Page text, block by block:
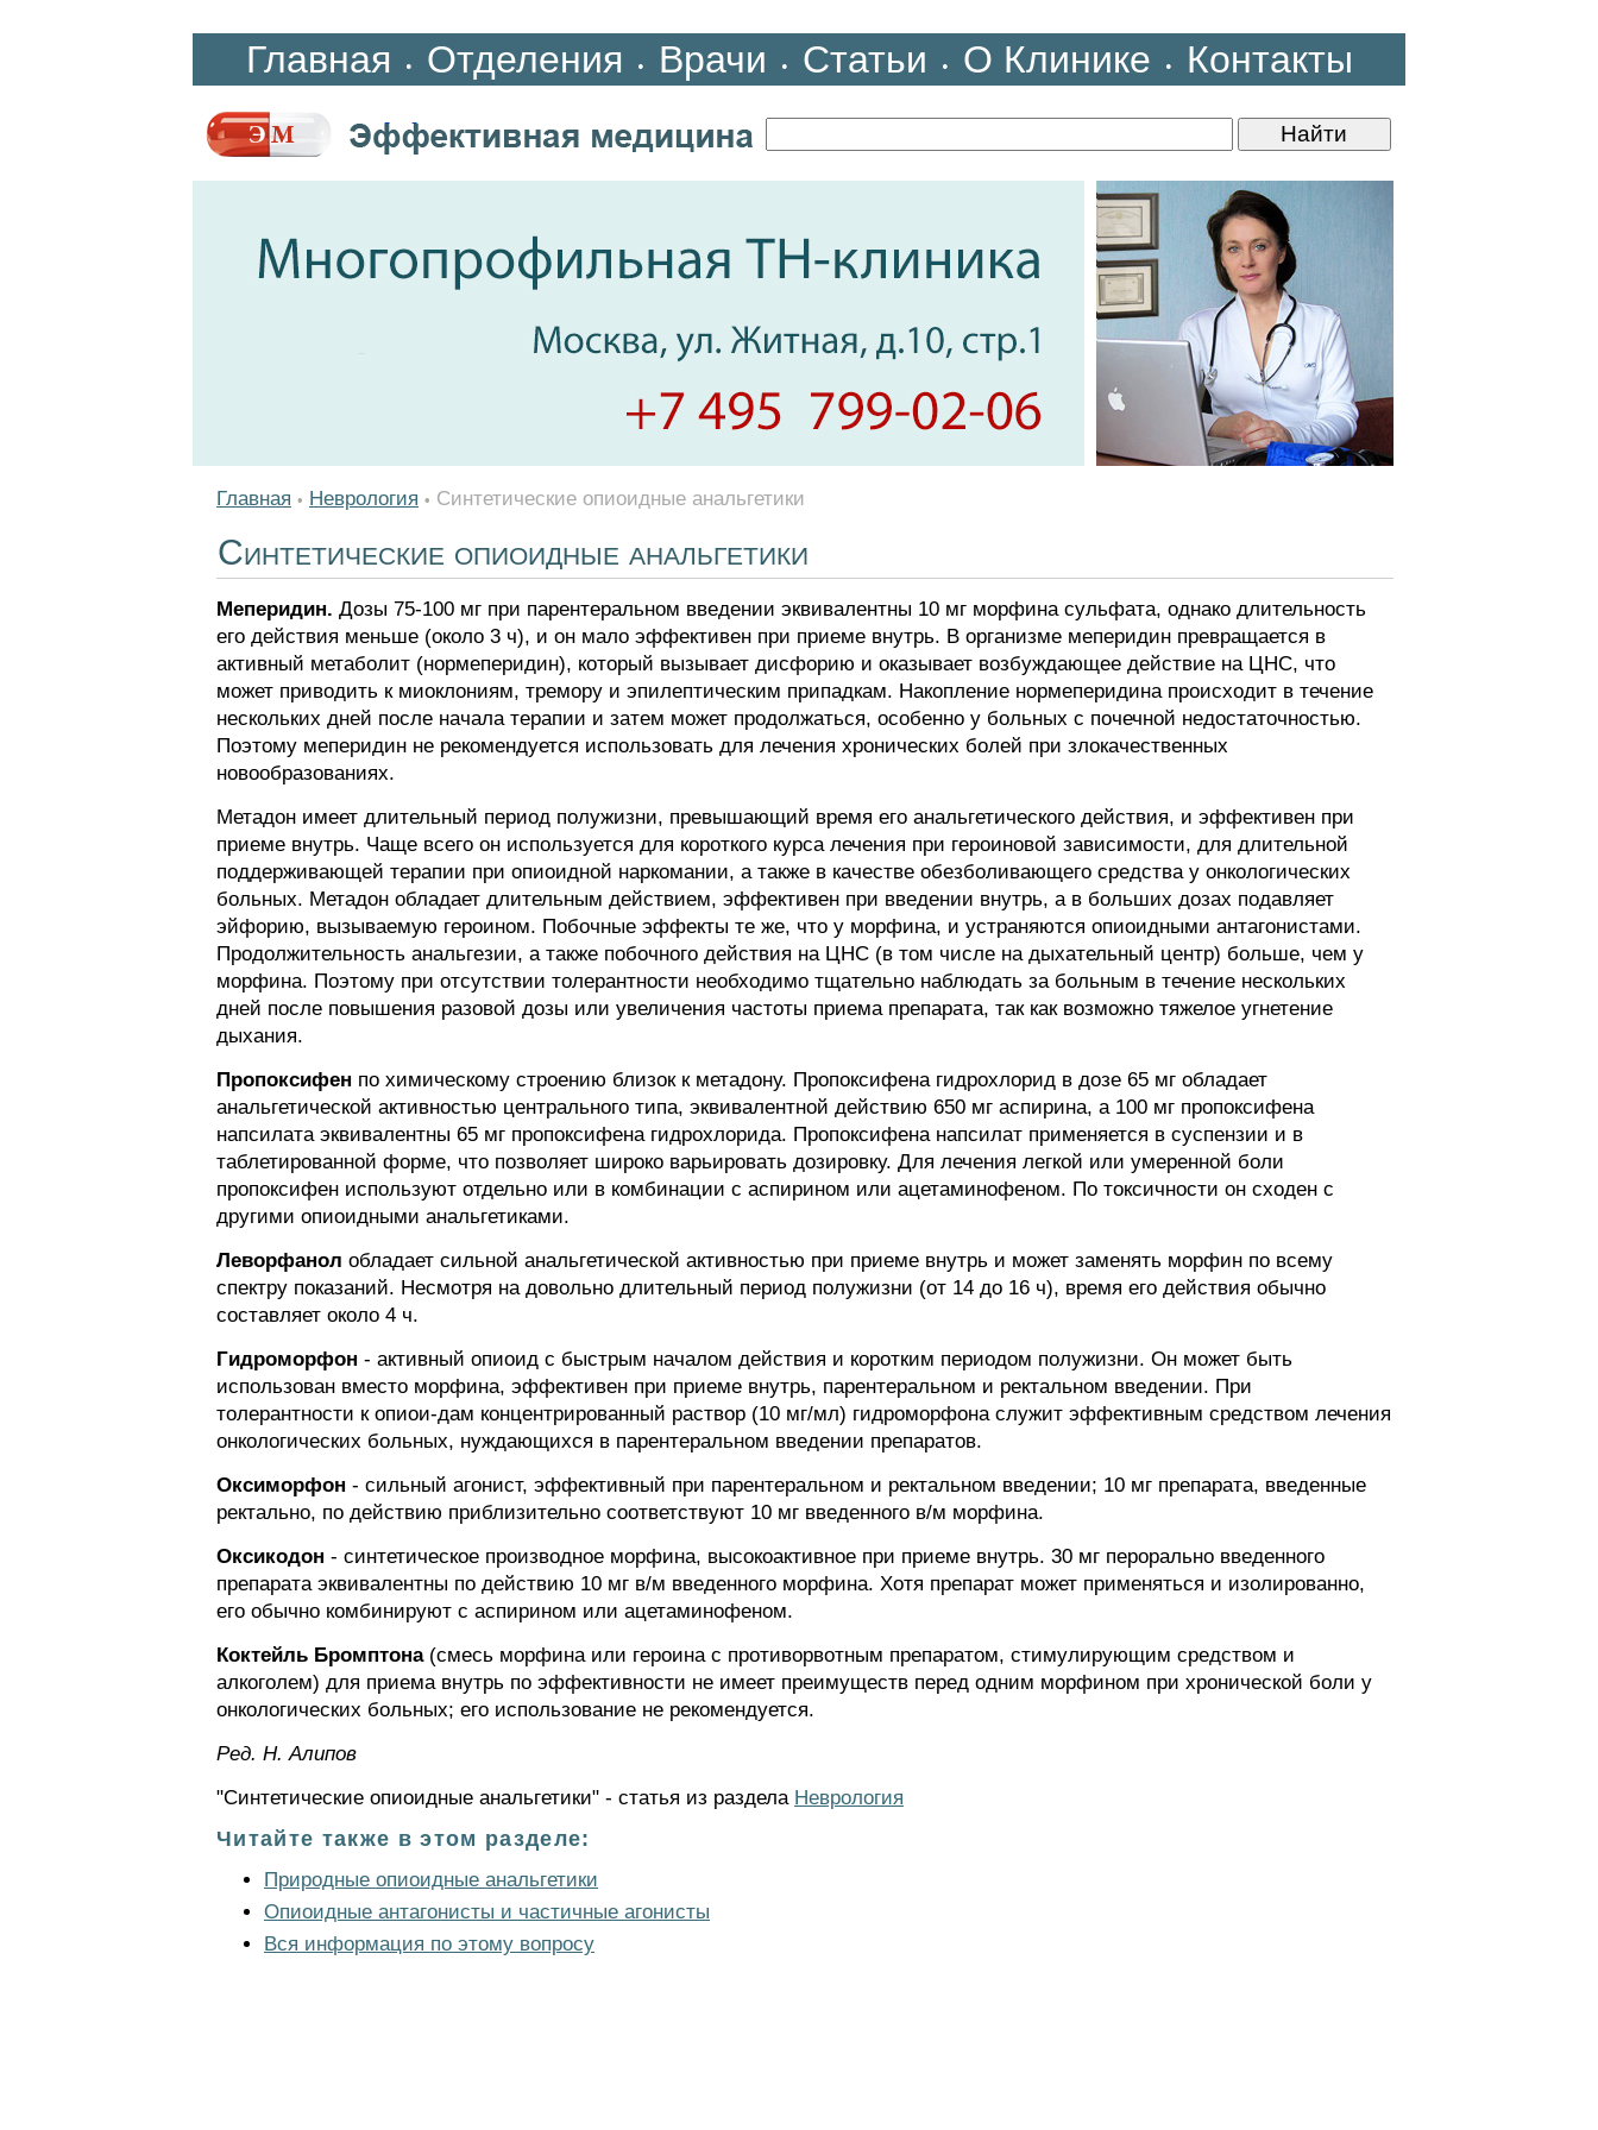
Главная • Отделения • Врачи • Статьи • О Клинике • Контакты
Главная • Неврология • Синтетические опиоидные анальгетики
Синтетические опиоидные анальгетики
Меперидин. Дозы 75-100 мг при парентеральном введении эквивалентны 10 мг морфина сульфата, однако длительность
его действия меньше (около 3 ч), и он мало эффективен при приеме внутрь. В организме меперидин превращается в
активный метаболит (нормеперидин), который вызывает дисфорию и оказывает возбуждающее действие на ЦНС, что
может приводить к миоклониям, тремору и эпилептическим припадкам. Накопление нормеперидина происходит в течение
нескольких дней после начала терапии и затем может продолжаться, особенно у больных с почечной недостаточностью.
Поэтому меперидин не рекомендуется использовать для лечения хронических болей при злокачественных
новообразованиях.
Метадон имеет длительный период полужизни, превышающий время его анальгетического действия, и эффективен при
приеме внутрь. Чаще всего он используется для короткого курса лечения при героиновой зависимости, для длительной
поддерживающей терапии при опиоидной наркомании, а также в качестве обезболивающего средства у онкологических
больных. Метадон обладает длительным действием, эффективен при введении внутрь, а в больших дозах подавляет
эйфорию, вызываемую героином. Побочные эффекты те же, что у морфина, и устраняются опиоидными антагонистами.
Продолжительность анальгезии, а также побочного действия на ЦНС (в том числе на дыхательный центр) больше, чем у
морфина. Поэтому при отсутствии толерантности необходимо тщательно наблюдать за больным в течение нескольких
дней после повышения разовой дозы или увеличения частоты приема препарата, так как возможно тяжелое угнетение
дыхания.
Пропоксифен по химическому строению близок к метадону. Пропоксифена гидрохлорид в дозе 65 мг обладает
анальгетической активностью центрального типа, эквивалентной действию 650 мг аспирина, а 100 мг пропоксифена
напсилата эквивалентны 65 мг пропоксифена гидрохлорида. Пропоксифена напсилат применяется в суспензии и в
таблетированной форме, что позволяет широко варьировать дозировку. Для лечения легкой или умеренной боли
пропоксифен используют отдельно или в комбинации с аспирином или ацетаминофеном. По токсичности он сходен с
другими опиоидными анальгетиками.
Леворфанол обладает сильной анальгетической активностью при приеме внутрь и может заменять морфин по всему
спектру показаний. Несмотря на довольно длительный период полужизни (от 14 до 16 ч), время его действия обычно
составляет около 4 ч.
Гидроморфон - активный опиоид с быстрым началом действия и коротким периодом полужизни. Он может быть
использован вместо морфина, эффективен при приеме внутрь, парентеральном и ректальном введении. При
толерантности к опиои-дам концентрированный раствор (10 мг/мл) гидроморфона служит эффективным средством лечения
онкологических больных, нуждающихся в парентеральном введении препаратов.
Оксиморфон - сильный агонист, эффективный при парентеральном и ректальном введении; 10 мг препарата, введенные
ректально, по действию приблизительно соответствуют 10 мг введенного в/м морфина.
Оксикодон - синтетическое производное морфина, высокоактивное при приеме внутрь. 30 мг перорально введенного
препарата эквивалентны по действию 10 мг в/м введенного морфина. Хотя препарат может применяться и изолированно,
его обычно комбинируют с аспирином или ацетаминофеном.
Коктейль Бромптона(смесь морфина или героина с противорвотным препаратом, стимулирующим средством и
алкоголем) для приема внутрь по эффективности не имеет преимуществ перед одним морфином при хронической боли у
онкологических больных; его использование не рекомендуется.
Ред. Н. Алипов
"Синтетические опиоидные анальгетики" - статья из раздела Неврология
Читайте также в этом разделе:
Природные опиоидные анальгетики
Опиоидные антагонисты и частичные агонисты
Вся информация по этому вопросу